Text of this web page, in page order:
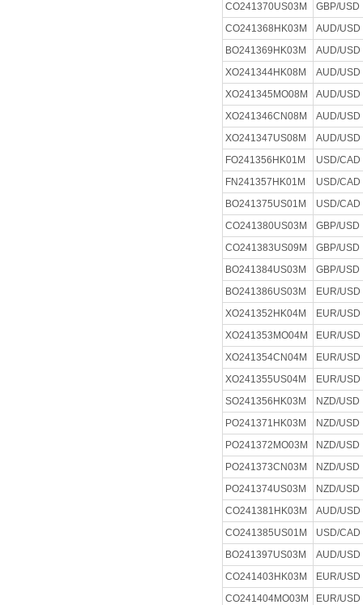
CO241370US03M
GBP/USD
CO241368HK03M
AUD/USD
BO241369HK03M
AUD/USD
XO241344HK08M
AUD/USD
XO241345MO08M
AUD/USD
XO241346CN08M
AUD/USD
XO241347US08M
AUD/USD
FO241356HK01M
USD/CAD
FN241357HK01M
USD/CAD
BO241375US01M
USD/CAD
CO241380US03M
GBP/USD
CO241383US09M
GBP/USD
BO241384US03M
GBP/USD
BO241386US03M
EUR/USD
XO241352HK04M
EUR/USD
XO241353MO04M
EUR/USD
XO241354CN04M
EUR/USD
XO241355US04M
EUR/USD
SO241356HK03M
NZD/USD
PO241371HK03M
NZD/USD
PO241372MO03M
NZD/USD
PO241373CN03M
NZD/USD
PO241374US03M
NZD/USD
CO241381HK03M
AUD/USD
CO241385US01M
USD/CAD
BO241397US03M
AUD/USD
CO241403HK03M
EUR/USD
CO241404MO03M
EUR/USD